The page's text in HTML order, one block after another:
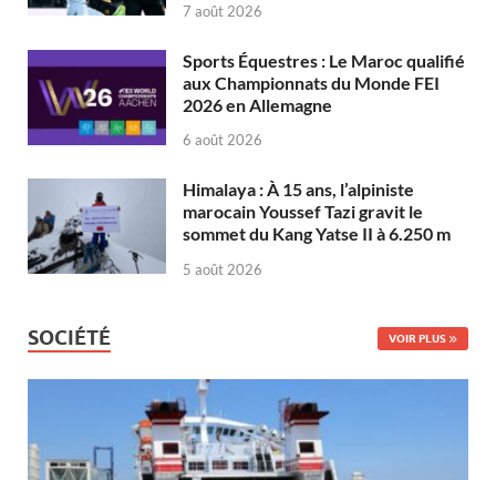
7 août 2026
Sports Équestres : Le Maroc qualifié
aux Championnats du Monde FEI
2026 en Allemagne
6 août 2026
Himalaya : À 15 ans, l’alpiniste
marocain Youssef Tazi gravit le
sommet du Kang Yatse II à 6.250 m
5 août 2026
SOCIÉTÉ VOIR PLUS